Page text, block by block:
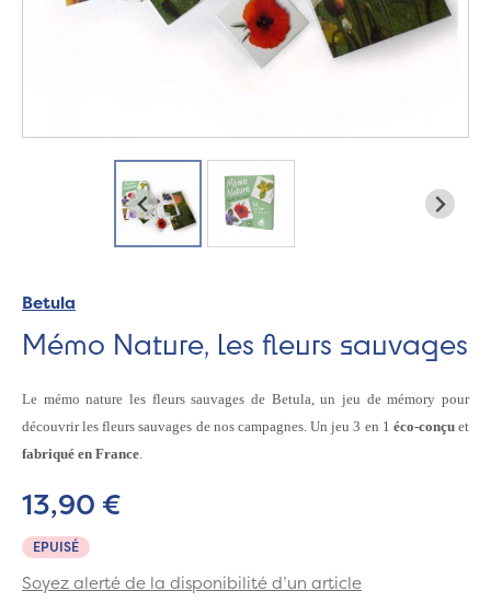
Betula
Mémo Nature, les fleurs sauvages
Le mémo nature les fleurs sauvages de Betula, un jeu de mémory pour
découvrir les fleurs sauvages de nos campagnes. Un jeu 3 en 1 éco-conçuet
fabriqué en France.
EPUISÉ
13,90 €
Soyez alerté de la disponibilité d’un article